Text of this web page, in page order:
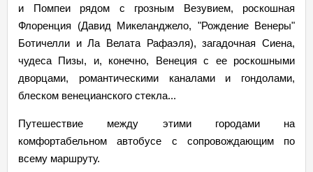
и Помпеи рядом с грозным Везувием, роскошная
Флоренция (Давид Микеланджело, "Рождение Венеры"
Ботичелли и Ла Велата Рафаэля), загадочная Сиена,
чудеса Пизы, и, конечно, Венеция с ее роскошными
дворцами, романтическими каналами и гондолами,
блеском венецианского стекла...
Путешествие между этими городами на
комфортабельном автобусе с сопровождающим по
всему маршруту.